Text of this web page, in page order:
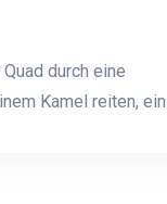
durch eine
Kamel reiten, ein